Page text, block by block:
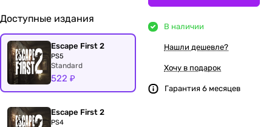
Доступные издания
Escape First 2
PS5
Standard
522 ₽
Escape First 2
PS4
В наличии
Нашли дешевле?
Хочу в подарок
Гарантия 6 месяцев